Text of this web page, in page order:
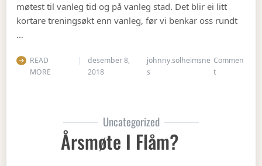
møtest til vanleg tid og på vanleg stad. Det blir ei litt
kortare treningsøkt enn vanleg, før vi benkar oss rundt
…
READ
MORE
desember 8,
2018
johnny.solheimsne
s
Commen
ton Julebordet
Uncategorized
Årsmøte I Flåm?